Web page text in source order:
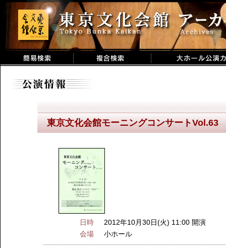
東京文化会館モーニングコンサートVol.63
日時
2012年10月30日(火) 11:00 開演
会場
小ホール